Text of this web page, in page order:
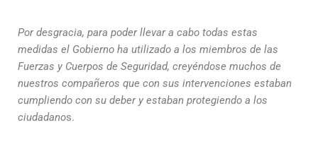
Por desgracia, para poder llevar a cabo todas estas
medidas el Gobierno ha utilizado a los miembros de las
Fuerzas y Cuerpos de Seguridad, creyéndose muchos de
nuestros compañeros que con sus intervenciones estaban
cumpliendo con su deber y estaban protegiendo a los
ciudadanos.